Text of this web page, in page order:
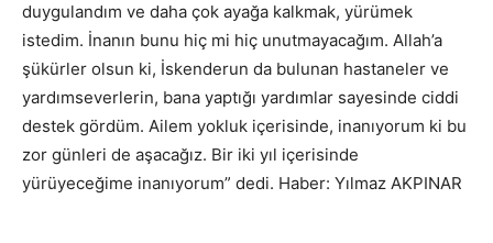
duygulandım ve daha çok ayağa kalkmak, yürümek
istedim. İnanın bunu hiç mi hiç unutmayacağım. Allah’a
şükürler olsun ki, İskenderun da bulunan hastaneler ve
yardımseverlerin, bana yaptığı yardımlar sayesinde ciddi
destek gördüm. Ailem yokluk içerisinde, inanıyorum ki bu
zor günleri de aşacağız. Bir iki yıl içerisinde
yürüyeceğime inanıyorum” dedi. Haber: Yılmaz AKPINAR